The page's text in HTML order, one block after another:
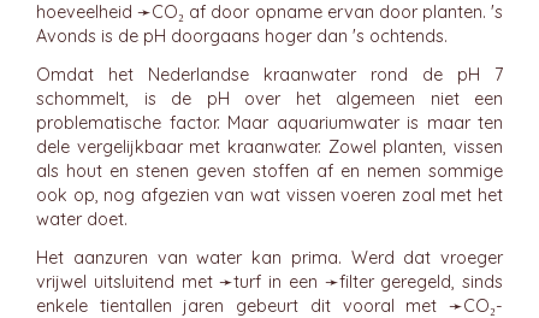
hoeveelheid ➛CO₂ af door opname ervan door planten. 's
Avonds is de pH doorgaans hoger dan 's ochtends.
Omdat het Nederlandse kraanwater rond de pH 7
schommelt, is de pH over het algemeen niet een
problematische factor. Maar aquariumwater is maar ten
dele vergelijkbaar met kraanwater. Zowel planten, vissen
als hout en stenen geven stoffen af en nemen sommige
ook op, nog afgezien van wat vissen voeren zoal met het
water doet.
Het aanzuren van water kan prima. Werd dat vroeger
vrijwel uitsluitend met ➛turf in een ➛filtergeregeld, sinds
enkele tientallen jaren gebeurt dit vooral met ➛CO₂-